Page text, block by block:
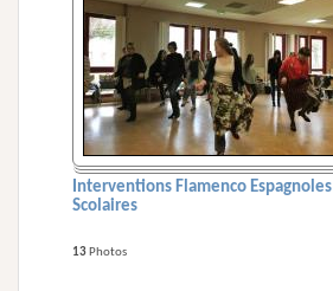
Interventions Flamenco Espagnoles
Scolaires
13 Photos